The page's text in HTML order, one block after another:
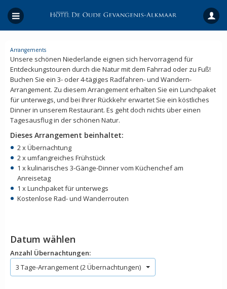
Arrangements
Unsere schönen Niederlande eignen sich hervorragend für
Entdeckungstouren durch die Natur mit dem Fahrrad oder zu Fuß!
Buchen Sie ein 3- oder 4-tägiges Radfahren- und Wandern-
Arrangement. Zu diesem Arrangement erhalten Sie ein Lunchpaket
für unterwegs, und bei Ihrer Rückkehr erwartet Sie ein köstliches
Dinner in unserem Restaurant. Es geht doch nichts über einen
Tagesausflug in der schönen Natur.
Dieses Arrangement beinhaltet:
2 x Übernachtung
2 x umfangreiches Frühstück
1 x kulinarisches 3-Gänge-Dinner vom Küchenchef am
Anreisetag
1 x Lunchpaket für unterwegs
Kostenlose Rad- und Wanderrouten
Datum wählen
Anzahl Übernachtungen:
3 Tage-Arrangement (2 Übernachtungen)